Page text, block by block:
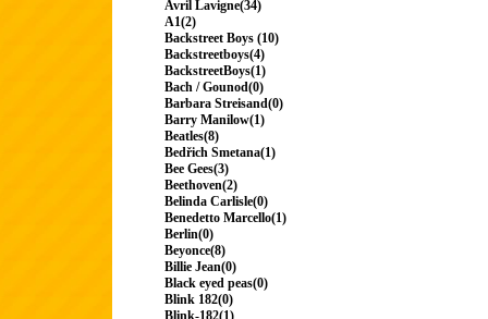
Avril Lavigne(34)
A1(2)
Backstreet Boys (10)
Backstreetboys(4)
BackstreetBoys(1)
Bach / Gounod(0)
Barbara Streisand(0)
Barry Manilow(1)
Beatles(8)
Bedřich Smetana(1)
Bee Gees(3)
Beethoven(2)
Belinda Carlisle(0)
Benedetto Marcello(1)
Berlin(0)
Beyonce(8)
Billie Jean(0)
Black eyed peas(0)
Blink 182(0)
Blink-182(1)